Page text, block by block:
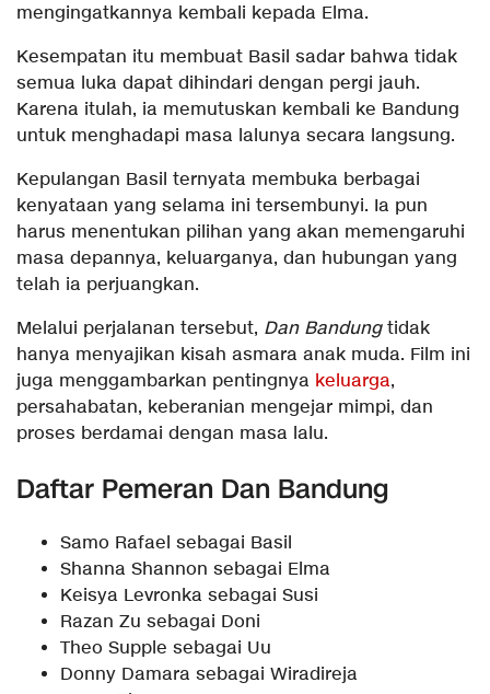
mengingatkannya kembali kepada Elma.
Kesempatan itu membuat Basil sadar bahwa tidak
semua luka dapat dihindari dengan pergi jauh.
Karena itulah, ia memutuskan kembali ke Bandung
untuk menghadapi masa lalunya secara langsung.
Kepulangan Basil ternyata membuka berbagai
kenyataan yang selama ini tersembunyi. Ia pun
harus menentukan pilihan yang akan memengaruhi
masa depannya, keluarganya, dan hubungan yang
telah ia perjuangkan.
Melalui perjalanan tersebut, Dan Bandungtidak
hanya menyajikan kisah asmara anak muda. Film ini
juga menggambarkan pentingnya keluarga,
persahabatan, keberanian mengejar mimpi, dan
proses berdamai dengan masa lalu.
Daftar Pemeran Dan Bandung
Samo Rafael sebagai Basil
Shanna Shannon sebagai Elma
Keisya Levronka sebagai Susi
Razan Zu sebagai Doni
Theo Supple sebagai Uu
Donny Damara sebagai Wiradireja